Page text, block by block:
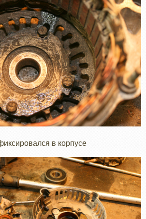
в корпусе